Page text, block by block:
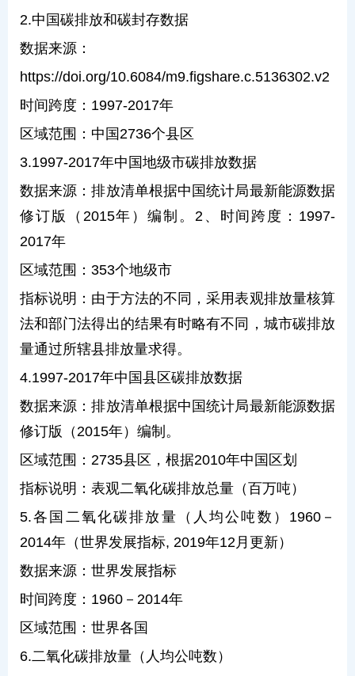
2.中国碳排放和碳封存数据
数据来源：
https://doi.org/10.6084/m9.figshare.c.5136302.v2
时间跨度：1997-2017年
区域范围：中国2736个县区
3.1997-2017年中国地级市碳排放数据
数据来源：排放清单根据中国统计局最新能源数据
修订版（2015年）编制。2、时间跨度：1997-
2017年
区域范围：353个地级市
指标说明：由于方法的不同，采用表观排放量核算
法和部门法得出的结果有时略有不同，城市碳排放
量通过所辖县排放量求得。
4.1997-2017年中国县区碳排放数据
数据来源：排放清单根据中国统计局最新能源数据
修订版（2015年）编制。
区域范围：2735县区，根据2010年中国区划
指标说明：表观二氧化碳排放总量（百万吨）
5.各国二氧化碳排放量（人均公吨数）1960－
2014年（世界发展指标, 2019年12月更新）
数据来源：世界发展指标
时间跨度：1960－2014年
区域范围：世界各国
6.二氧化碳排放量（人均公吨数）